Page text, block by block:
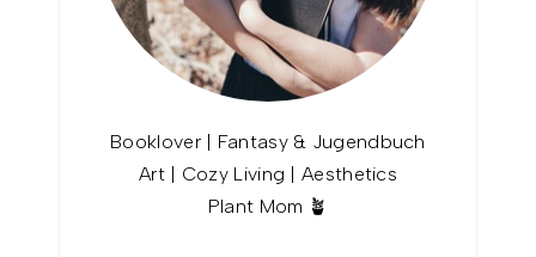
Booklover | Fantasy & Jugendbuch
Art | Cozy Living | Aesthetics
Plant Mom 🪴